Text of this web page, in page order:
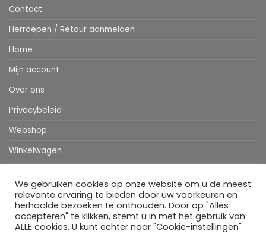
Contact
Herroepen / Retour aanmelden
Home
Mijn account
Over ons
Privacybeleid
Webshop
Winkelwagen
Stripe MasterCardIDeal BancontactKlarna
Apple
Pay
HOME WEBSHOP MIJN ACCOUNT BESTELINFORMATIE OVER ONS
BLOG
We gebruiken cookies op onze website om u de meest
relevante ervaring te bieden door uw voorkeuren en
herhaalde bezoeken te onthouden. Door op "Alles
accepteren" te klikken, stemt u in met het gebruik van
ALLE cookies. U kunt echter naar "Cookie-instellingen"